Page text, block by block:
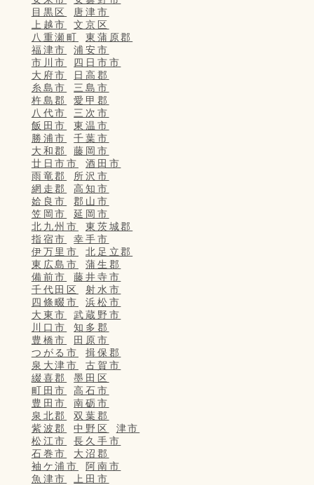
目黒区
唐津市
上越市
文京区
八重瀬町
東蒲原郡
福津市
浦安市
市川市
四日市市
大府市
日高郡
糸島市
三島市
杵島郡
愛甲郡
八代市
三次市
飯田市
東温市
勝浦市
千葉市
大和郡
藤岡市
廿日市市
酒田市
雨竜郡
所沢市
網走郡
高知市
姶良市
郡山市
笠岡市
延岡市
北九州市
東茨城郡
指宿市
幸手市
伊万里市
北足立郡
東広島市
蒲生郡
備前市
藤井寺市
千代田区
射水市
四條畷市
浜松市
大東市
武蔵野市
川口市
知多郡
豊橋市
田原市
つがる市
揖保郡
泉大津市
古賀市
綴喜郡
墨田区
町田市
高石市
豊田市
南砺市
泉北郡
双葉郡
紫波郡
中野区
津市
松江市
長久手市
石巻市
大沼郡
袖ケ浦市
阿南市
魚津市
上田市